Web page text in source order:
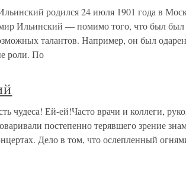
родился 24 июля 1901 года в
Ильинский — помимо того, что был был
талантов. Например, он был
роли. По
чудеса! Ей-ей!Часто врачи и коллеги,
постепенно терявшего зрение
Дело в том, что ослепленный